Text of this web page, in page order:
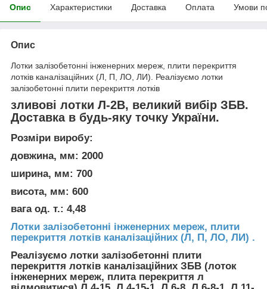
Опис Характеристики Доставка Оплата Умови
Опис
Лотки залізобетонні інженерних мереж, плити перекриття
лотків каналізаційних (Л, П, ЛО, ЛИ). Реалізуємо лотки
залізобетонні плити перекриття лотків
зливові лотки Л-2В, великий вибір ЗБВ.
Доставка в будь-яку точку України.
Розміри виробу:
довжина, мм: 2000
ширина, мм: 700
висота, мм: 600
вага од. т.: 4,48
Лотки залізобетонні інженерних мереж, плити
перекриття лотків каналізаційних (Л, П, ЛО, ЛИ) .
Реалізуємо лотки залізобетонні плити
перекриття лотків каналізаційних ЗБВ (лоток
інженерних мереж, плита перекриття л